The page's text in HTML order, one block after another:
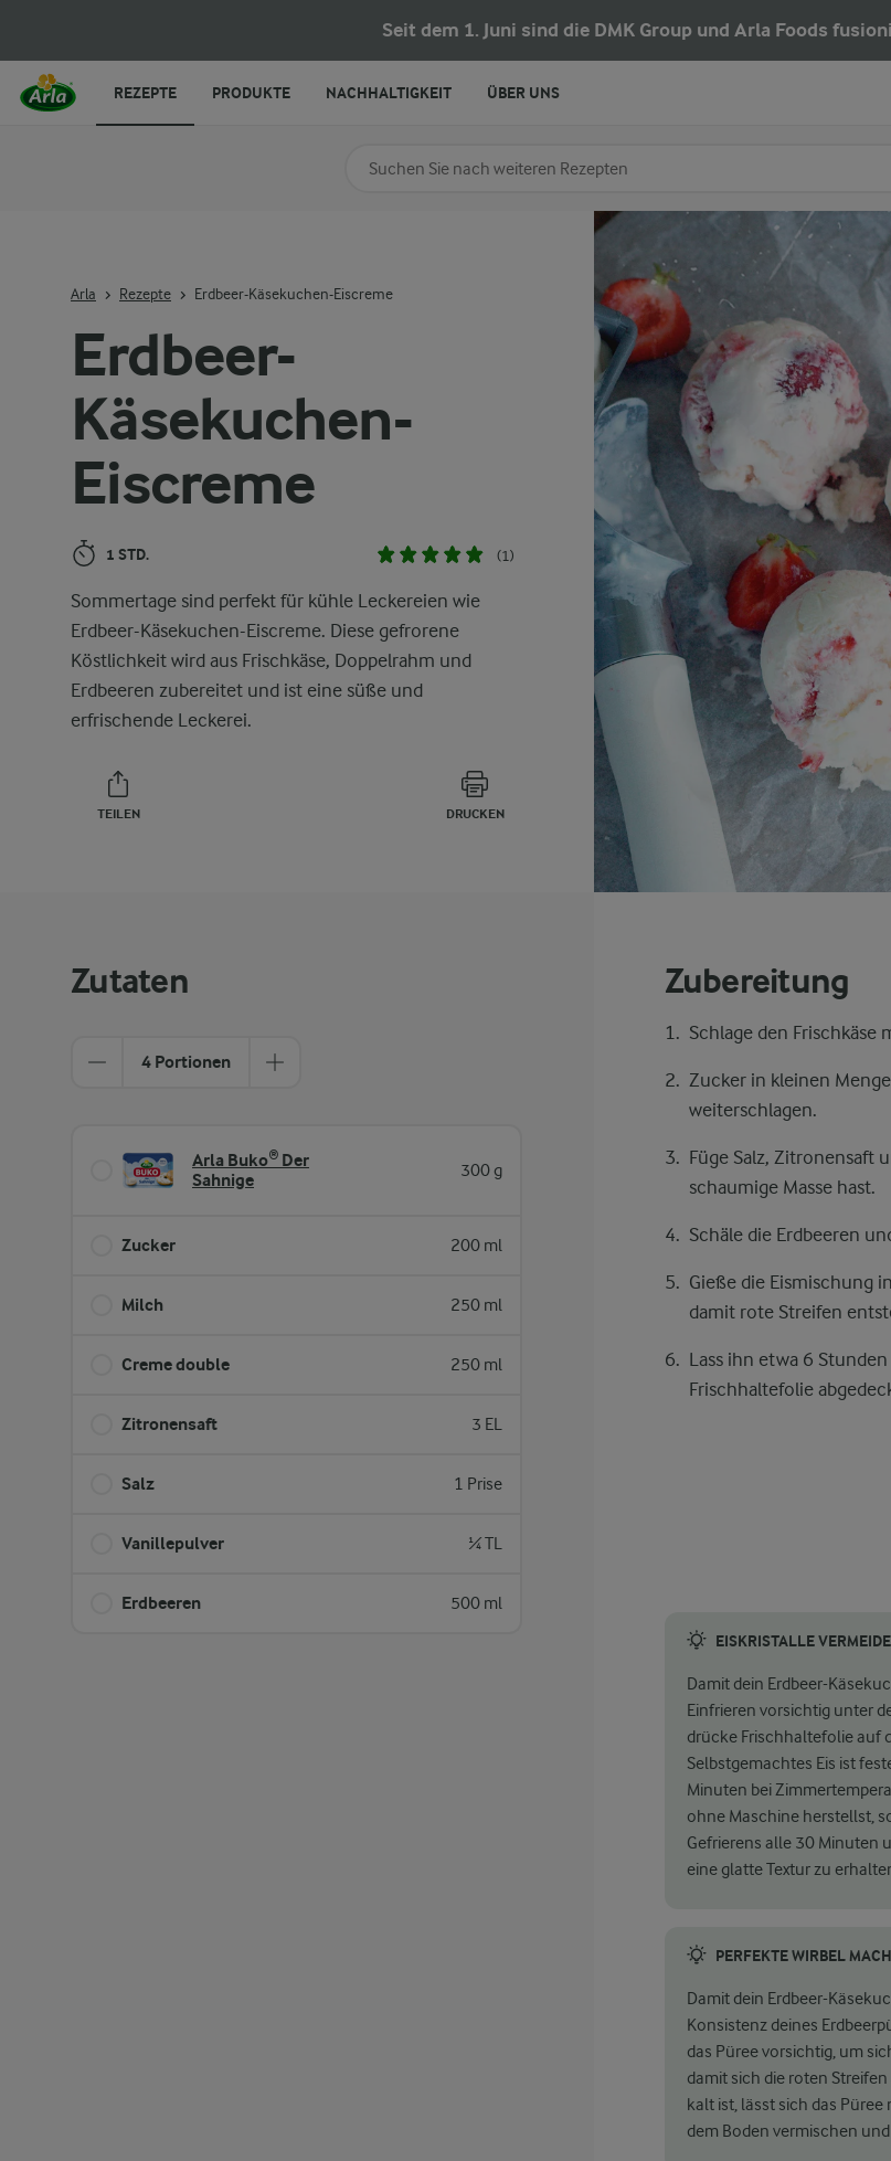
Seit dem 1. Juni sind die DMK Group und Arla Foods
Erdbeer-
Käsekuchen-
Eiscreme
1 STD. (1)
Sommertage sind perfekt für kühle Leckereien wie
Erdbeer-Käsekuchen-Eiscreme. Diese gefrorene
Köstlichkeit wird aus Frischkäse, Doppelrahm und
Erdbeeren zubereitet und ist eine süße und
erfrischende Leckerei.
TEILEN DRUCKEN
Arla Rezepte Erdbeer-Käsekuchen-Eiscreme
Zutaten
4 Portionen
Arla Buko® Der
Sahnige
300 g
Zucker 200 ml
Milch 250 ml
Creme double 250 ml
Zitronensaft 3 EL
Salz 1 Prise
Vanillepulver ¼ TL
Erdbeeren 500 ml
Zubereitung
Schlage den Frischkäse
Zucker in kleinen
weiterschlagen.
Füge Salz, Zitronensaft
schaumige Masse hast.
Schäle die Erdbeeren
Gieße die Eismischung
damit rote Streifen
Lass ihn etwa 6
Frischhaltefolie
EISKRISTALLE
Damit dein Erdbeer-
Einfrieren vorsichtig unter
drücke Frischhaltefolie auf
Selbstgemachtes Eis ist
Minuten bei
ohne Maschine herstellst,
Gefrierens alle 30 Minuten
eine glatte Textur zu
PERFEKTE WIRBEL
Damit dein Erdbeer-
Konsistenz deines
das Püree vorsichtig, um
damit sich die roten
kalt ist, lässt sich das
dem Boden vermischen
Nach Kategorie suchen
REZEPTE PRODUKTE NACHHALTIGKEIT ÜBER UNS